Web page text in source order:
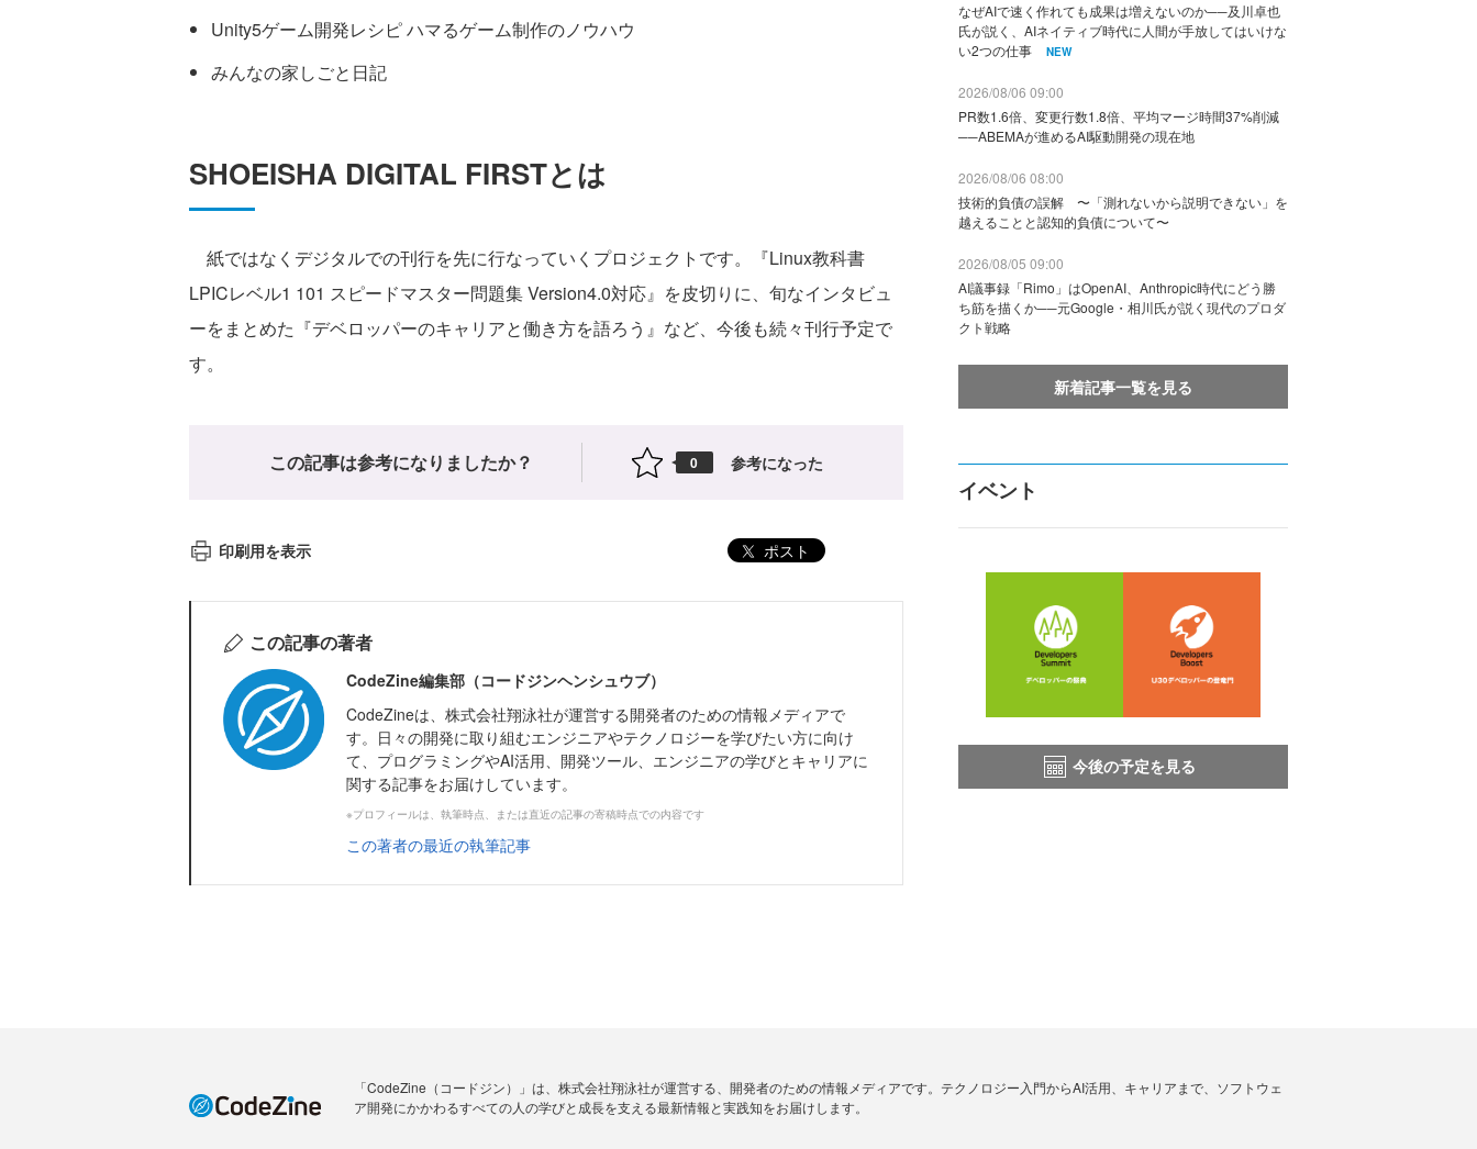
Unity5ゲーム開発レシピ ハマるゲーム制作のノウハウ
みんなの家しごと日記
SHOEISHA DIGITAL FIRSTとは
紙ではなくデジタルでの刊行を先に行なっていくプロジェクトです。『Linux教科書
LPICレベル1 101 スピードマスター問題集 Version4.0対応』を皮切りに、旬なインタビュ
ーをまとめた『デベロッパーのキャリアと働き方を語ろう』など、今後も続々刊行予定で
す。
この記事は参考になりましたか？ 0 参考になった
印刷用を表示 ポスト
この記事の著者
CodeZine編集部（コードジンヘンシュウブ）
CodeZineは、株式会社翔泳社が運営する開発者のための情報メディアで
す。日々の開発に取り組むエンジニアやテクノロジーを学びたい方に向け
て、プログラミングやAI活用、開発ツール、エンジニアの学びとキャリアに
関する記事をお届けしています。
※プロフィールは、執筆時点、または直近の記事の寄稿時点での内容です
この著者の最近の執筆記事
なぜAIで速く作れても成果は増えないのか──及川卓也
氏が説く、AIネイティブ時代に人間が手放してはいけな
い2つの仕事
NEW
2026/08/06 09:00
PR数1.6倍、変更行数1.8倍、平均マージ時間37%削減
──ABEMAが進めるAI駆動開発の現在地
2026/08/06 08:00
技術的負債の誤解 〜「測れないから説明できない」を
越えることと認知的負債について〜
2026/08/05 09:00
AI議事録「Rimo」はOpenAI、Anthropic時代にどう勝
ち筋を描くか──元Google・相川氏が説く現代のプロダ
クト戦略
新着記事一覧を見る
イベント
今後の予定を見る
「CodeZine（コードジン）」は、株式会社翔泳社が運営する、開発者のための情報メディアです。テクノロジー入門からAI活用、キャリアまで、ソフトウェ
ア開発にかかわるすべての人の学びと成長を支える最新情報と実践知をお届けします。